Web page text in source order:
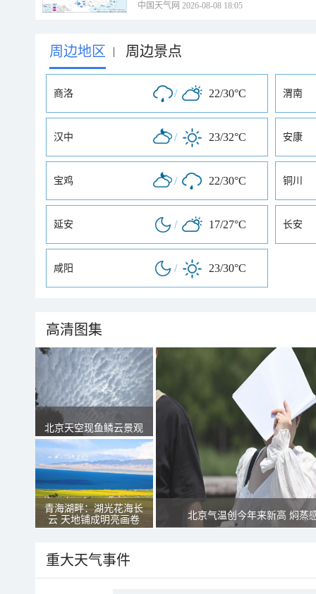
中国天气网 2026-08-08 18:05
周边地区 | 周边景点
商洛 / 22/30°C 渭南
汉中 / 23/32°C 安康
宝鸡 / 22/30°C 铜川
延安 / 17/27°C 长安
咸阳 / 23/30°C
高清图集
北京天空现鱼鳞云景观
青海湖畔：湖光花海长
云 天地铺成明亮画卷
北京气温创今年来新高 焖蒸
重大天气事件